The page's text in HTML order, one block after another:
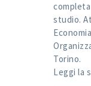
studio.
Torino.
Leggi la